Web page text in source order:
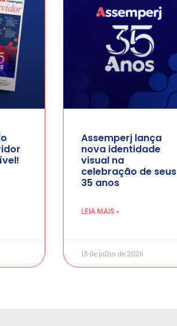
Assemperj lança
nova identidade
visual na
celebração de seus
35 anos
LEIA MAIS »
15 de julho de 2026